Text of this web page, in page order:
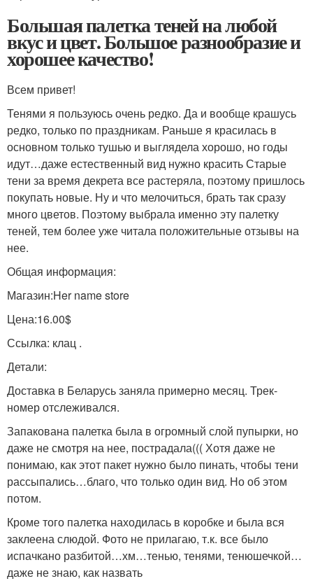
Большая палетка теней на любой
вкус и цвет. Большое разнообразие и
хорошее качество!
Всем привет!
Тенями я пользуюсь очень редко. Да и вообще крашусь
редко, только по праздникам. Раньше я красилась в
основном только тушью и выглядела хорошо, но годы
идут…даже естественный вид нужно красить Старые
тени за время декрета все растеряла, поэтому пришлось
покупать новые. Ну и что мелочиться, брать так сразу
много цветов. Поэтому выбрала именно эту палетку
теней, тем более уже читала положительные отзывы на
нее.
Общая информация:
Магазин:Her name store
Цена:16.00$
Ссылка: клац .
Детали:
Доставка в Беларусь заняла примерно месяц. Трек-
номер отслеживался.
Запакована палетка была в огромный слой пупырки, но
даже не смотря на нее, пострадала((( Хотя даже не
понимаю, как этот пакет нужно было пинать, чтобы тени
рассыпались…благо, что только один вид. Но об этом
потом.
Кроме того палетка находилась в коробке и была вся
заклеена слюдой. Фото не прилагаю, т.к. все было
испачкано разбитой…хм…тенью, тенями, тенюшечкой…
даже не знаю, как назвать